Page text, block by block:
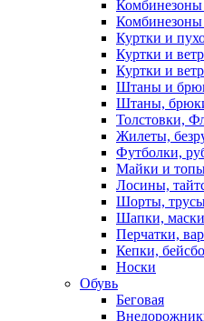
Куртки и
Куртки и
Куртки и
Штаны и
Штаны,
Толстовки,
Жилеты,
Футболки,
Майки и
Лосины,
Шорты,
Шапки, маски
Перчатки,
Кепки,
Носки
Обувь
Беговая